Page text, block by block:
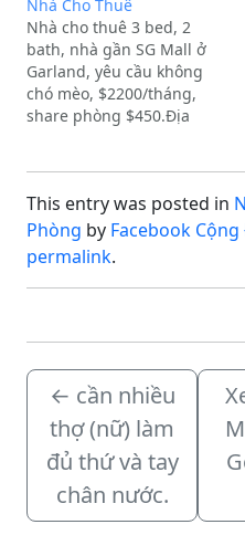
Nhà Cho Thuê
Nhà cho thuê 3 bed, 2
bath, nhà gần SG Mall ở
Garland, yêu cầu không
chó mèo, $2200/tháng,
share phòng $450.Địa
This entry was posted in
Phòng by Facebook
permalink.
← cần nhiều
thợ (nữ) làm
đủ thứ và tay
chân nước.